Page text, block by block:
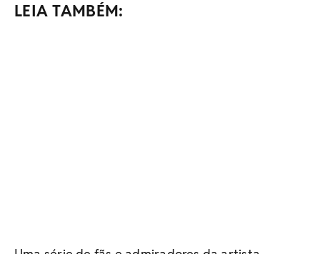
LEIA TAMBÉM: